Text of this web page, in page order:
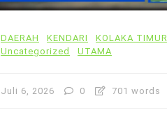
DAERAH KENDARI KOLAKA TIMUR
Uncategorized
UTAMA
Juli 6, 2026 0 701 words